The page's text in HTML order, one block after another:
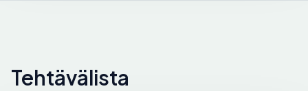
Tehtävälista